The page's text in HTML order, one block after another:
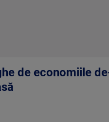
de economiile